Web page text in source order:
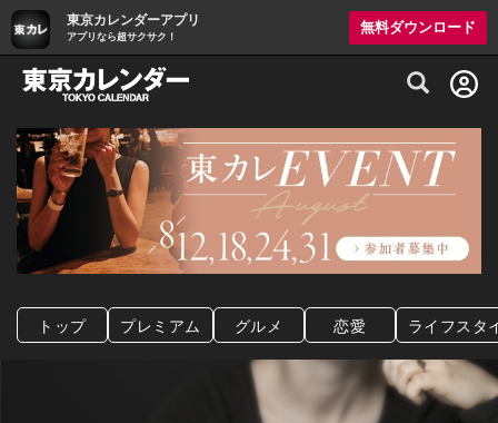
東京カレンダーアプリ
アプリなら超サクサク！
無料ダウンロード
グルメ情報・プレミアムレストラン予約
トップ プレミアム グルメ 恋愛 ライフスタ